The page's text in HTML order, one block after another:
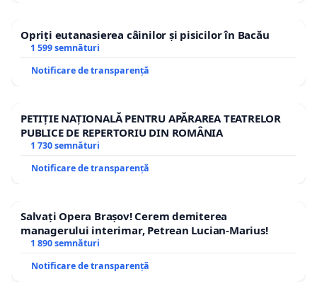
Opriți eutanasierea câinilor și pisicilor în Bacău
1 599 semnături
Notificare de transparență
PETIȚIE NAȚIONALĂ PENTRU APĂRAREA TEATRELOR
PUBLICE DE REPERTORIU DIN ROMÂNIA
1 730 semnături
Notificare de transparență
Salvați Opera Brașov! Cerem demiterea
managerului interimar, Petrean Lucian-Marius!
1 890 semnături
Notificare de transparență